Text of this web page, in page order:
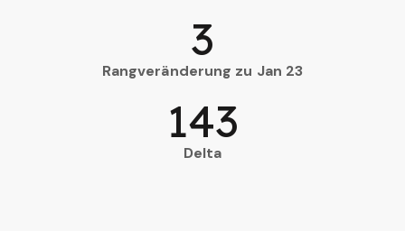
Rangveränderung zu Jan 23
3
Delta
143